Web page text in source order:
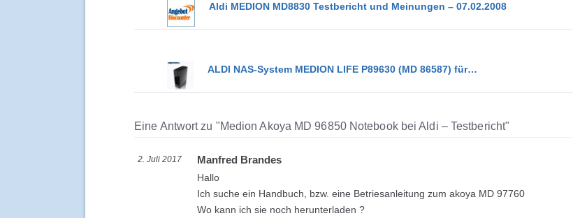
Aldi MEDION MD8830 Testbericht und Meinungen – 07.02.2008
ALDI NAS-System MEDION LIFE P89630 (MD 86587) für…
Eine Antwort zu "Medion Akoya MD 96850 Notebook bei Aldi – Testbericht"
2. Juli 2017 Manfred Brandes
Hallo
Ich suche ein Handbuch, bzw. eine Betriesanleitung zum akoya MD 97760
Wo kann ich sie noch herunterladen ?